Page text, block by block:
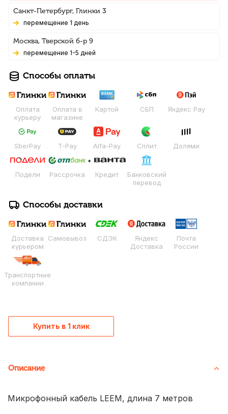
Санкт-Петербург, Глинки 3
Перемещение 1 день
Москва, Тверской б-р 9
Перемещение 1-5 дней
Способы оплаты
Оплата
курьеру
Оплата в
магазине
Картой СБП Яндекс Pay
SberPay T-Pay Alfa-Pay Сплит Долями
Подели Рассрочка Кредит
Банковский
перевод
Способы доставки
Доставка
курьером
Самовывоз СДЭК
Яндекс
Доставка
Почта
России
Транспортные
компании
Купить в 1 клик
Описание
Микрофонный кабель LEEM, длина 7 метров